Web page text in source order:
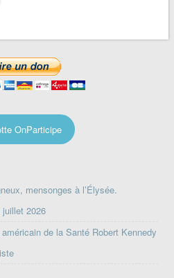
OnParticipe
mensonges à l’Élysée.
2026
de la Santé Robert Kennedy